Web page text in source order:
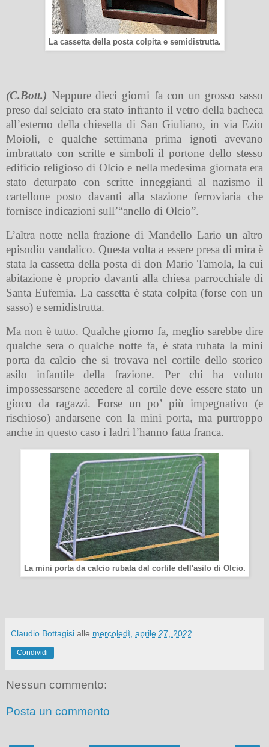
La cassetta della posta colpita e semidistrutta.
(C.Bott.) Neppure dieci giorni fa con un grosso sasso
preso dal selciato era stato infranto il vetro della bacheca
all’esterno della chiesetta di San Giuliano, in via Ezio
Moioli, e qualche settimana prima ignoti avevano
imbrattato con scritte e simboli il portone dello stesso
edificio religioso di Olcio e nella medesima giornata era
stato deturpato con scritte inneggianti al nazismo il
cartellone posto davanti alla stazione ferroviaria che
fornisce indicazioni sull’“anello di Olcio”.
L’altra notte nella frazione di Mandello Lario un altro
episodio vandalico. Questa volta a essere presa di mira è
stata la cassetta della posta di don Mario Tamola, la cui
abitazione è proprio davanti alla chiesa parrocchiale di
Santa Eufemia. La cassetta è stata colpita (forse con un
sasso) e semidistrutta.
Ma non è tutto. Qualche giorno fa, meglio sarebbe dire
qualche sera o qualche notte fa, è stata rubata la mini
porta da calcio che si trovava nel cortile dello storico
asilo infantile della frazione. Per chi ha voluto
impossessarsene accedere al cortile deve essere stato un
gioco da ragazzi. Forse un po’ più impegnativo (e
rischioso) andarsene con la mini porta, ma purtroppo
anche in questo caso i ladri l’hanno fatta franca.
La mini porta da calcio rubata dal cortile dell'asilo di Olcio.
Claudio Bottagisi alle mercoledì, aprile 27, 2022
Condividi
Nessun commento:
Posta un commento